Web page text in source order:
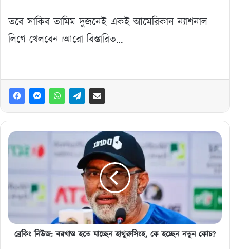
তবে সাকিব তামিম দুজনেই একই আমেরিকান ন্যাশনাল
লিগে খেলবেন।আরো বিস্তারিত…
ব্রেকিং
নিউজ:
বরখাস্ত
হাথুরুসিংহ,
কে
নতুন
কোচ?
ব্রেকিং নিউজ: বরখাস্ত হতে যাচ্ছেন হাথুরুসিংহ, কে হচ্ছেন নতুন কোচ?